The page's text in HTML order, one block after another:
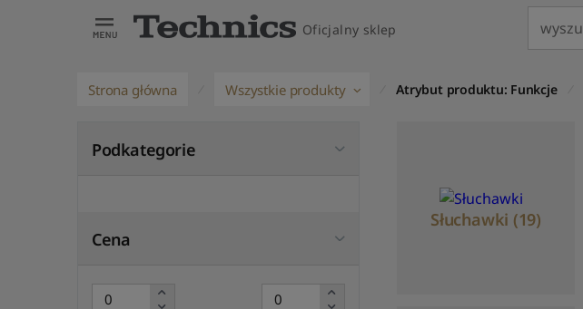
Oficjalny sklep
Strona główna Wszystkie produkty Atrybut produktu: Funkcje
Podkategorie
Cena
Słuchawki (19)